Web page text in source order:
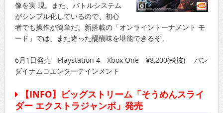
像を実 現。また、バトルシステム
がシンプル化しているので、初心
者でも操作が簡単だ。新搭載の「オンライントーナメント モ
ード」では、また違った醍醐味を堪能できるぞ。
6月1日発売 Playstation 4 Xbox One ¥8,200(税抜) バン
ダイナムコエンターテインメント
【INFO】ビッグストリーム「そうめんスライ
ダー エクストラジャンボ」発売